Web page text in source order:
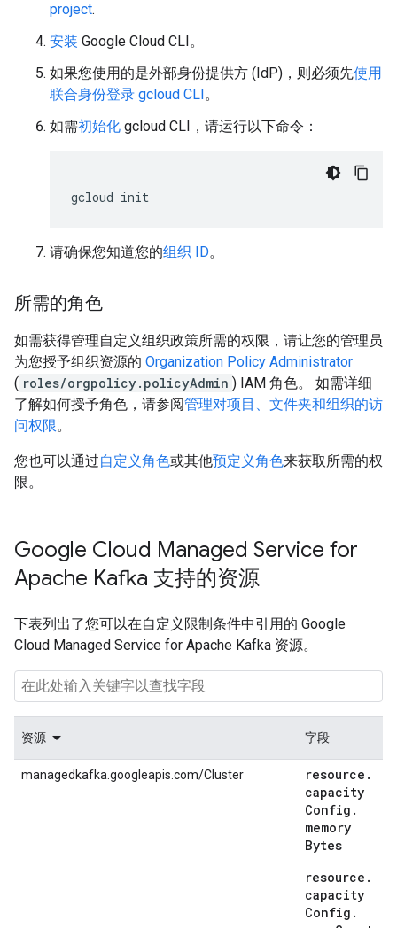
project.
安装 Google Cloud CLI。
如果您使用的是外部身份提供方 (IdP)，则必须先使用
联合身份登录 gcloud CLI。
如需初始化 gcloud CLI，请运行以下命令：
gcloud init
请确保您知道您的组织 ID。
所需的角色
如需获得管理自定义组织政策所需的权限，请让您的管理员
为您授予组织资源的 Organization Policy Administrator
( roles/orgpolicy.policyAdmin ) IAM 角色。 如需详细
了解如何授予角色，请参阅管理对项目、文件夹和组织的访
问权限。
您也可以通过自定义角色或其他预定义角色来获取所需的权
限。
Google Cloud Managed Service for
Apache Kafka 支持的资源
下表列出了您可以在自定义限制条件中引用的 Google
Cloud Managed Service for Apache Kafka 资源。
资源 字段
managedkafka.googleapis.com/Cluster resource .
capacity
Config .
memory
Bytes
resource .
capacity
Config .